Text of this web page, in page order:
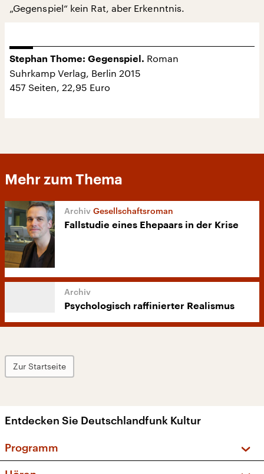
„Gegenspiel“ kein Rat, aber Erkenntnis.
Stephan Thome: Gegenspiel. Roman
Suhrkamp Verlag, Berlin 2015
457 Seiten, 22,95 Euro
Mehr zum Thema
Gesellschaftsroman
Fallstudie eines Ehepaars in der Krise
Psychologisch raffinierter Realismus
Zur Startseite
Entdecken Sie Deutschlandfunk Kultur
Programm